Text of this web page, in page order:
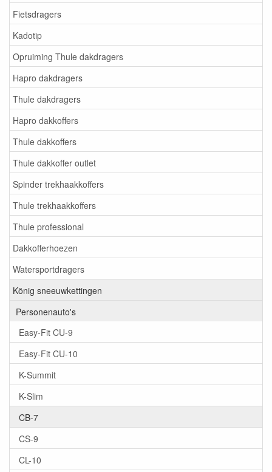
Fietsdragers
Kadotip
Opruiming Thule dakdragers
Hapro dakdragers
Thule dakdragers
Hapro dakkoffers
Thule dakkoffers
Thule dakkoffer outlet
Spinder trekhaakkoffers
Thule trekhaakkoffers
Thule professional
Dakkofferhoezen
Watersportdragers
König sneeuwkettingen
Personenauto's
Easy-Fit CU-9
Easy-Fit CU-10
K-Summit
K-Slim
CB-7
CS-9
CL-10